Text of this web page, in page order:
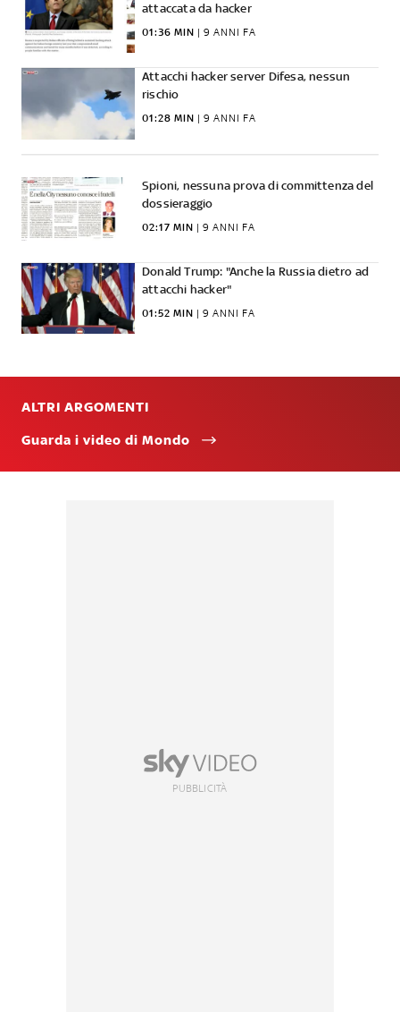
attaccata da hacker
01:36 MIN | 9 ANNI FA
Attacchi hacker server Difesa, nessun
rischio
01:28 MIN | 9 ANNI FA
Spioni, nessuna prova di committenza del
dossieraggio
02:17 MIN | 9 ANNI FA
Donald Trump: "Anche la Russia dietro ad
attacchi hacker"
01:52 MIN | 9 ANNI FA
ALTRI ARGOMENTI
Guarda i video di Mondo
PUBBLICITÀ